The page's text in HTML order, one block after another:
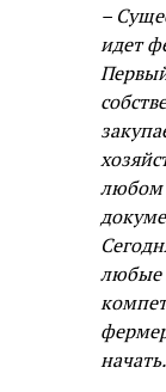
–
идет
любом
любые
начать.